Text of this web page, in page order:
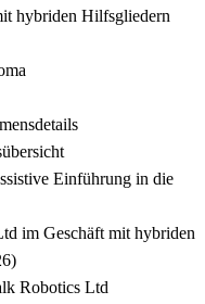
hybriden Hilfsgliedern
Einführung in die
im Geschäft mit hybriden
Robotics Ltd